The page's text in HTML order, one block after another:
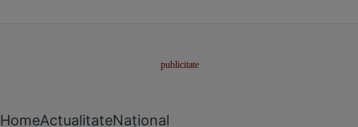
HomeActualitateNațional